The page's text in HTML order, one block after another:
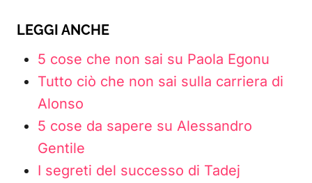
LEGGI ANCHE
5 cose che non sai su Paola Egonu
Tutto ciò che non sai sulla carriera di
Alonso
5 cose da sapere su Alessandro
Gentile
I segreti del successo di Tadej